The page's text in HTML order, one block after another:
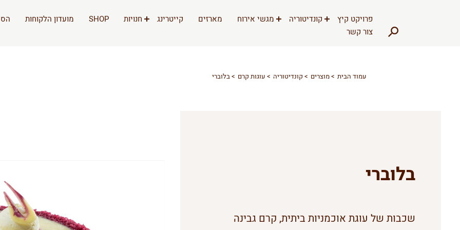
פרויקט קיץ קונדיטוריה מגשי אירוח מארזים קייטרינג חנויות SHOP מועדון הלקוחות
צור קשר
עמוד הבית מוצרים קונדיטוריה עוגות קרם בלוברי
בלוברי
שכבות של עוגת אוכמניות ביתית, קרם גבינה